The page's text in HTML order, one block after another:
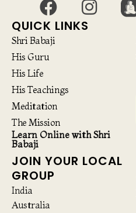
QUICK LINKS
Shri Babaji
His Guru
His Life
His Teachings
Meditation
The Mission
Learn Online with Shri
Babaji
JOIN YOUR LOCAL
GROUP
India
Australia